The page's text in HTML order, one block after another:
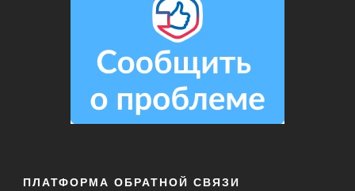
ПЛАТФОРМА ОБРАТНОЙ СВЯЗИ